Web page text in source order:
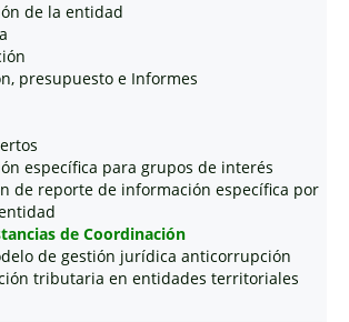
de la entidad
presupuesto e Informes
específica para grupos de interés
de reporte de información específica por
de Coordinación
de gestión jurídica anticorrupción
tributaria en entidades territoriales